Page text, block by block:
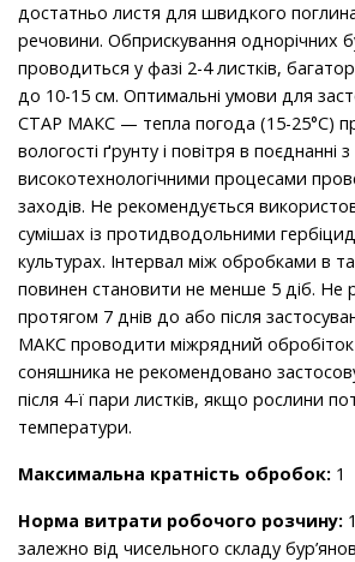
достатньо листя для швидкого
речовини. Обприскування однорічних
проводиться у фазі 2-4 листків,
до 10-15 см. Оптимальні умови для
СТАР МАКС — тепла погода (15-25°С)
вологості ґрунту і повітря в поєднанні з
високотехнологічними процесами
заходів. Не рекомендується
сумішах із протидводольними
культурах. Інтервал між обробками в
повинен становити не менше 5 діб. Не
протягом 7 днів до або після
МАКС проводити міжрядний обробіток
соняшника не рекомендовано
після 4-ї пари листків, якщо рослини
температури.
Максимальна кратність обробок: 1
Норма витрати робочого розчину:
залежно від чисельного складу